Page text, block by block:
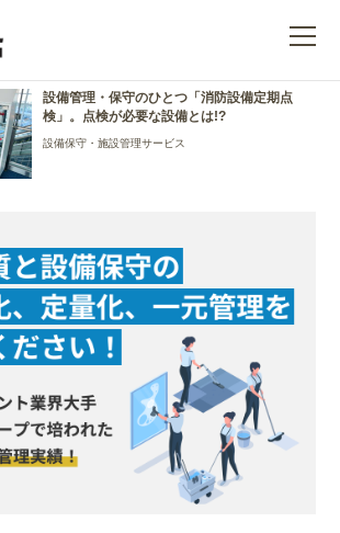
設備管理・保守のひとつ「消防設備定期点
検」。点検が必要な設備とは!?
設備保守・施設管理サービス